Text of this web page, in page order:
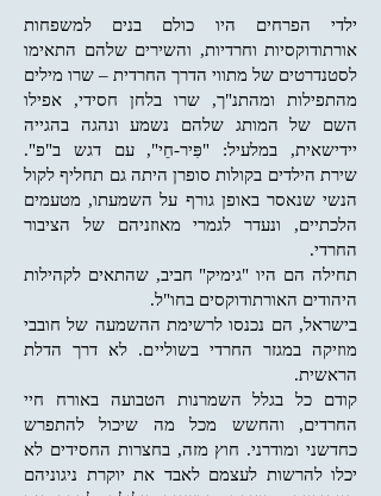
ילדי הפרחים היו כולם בנים למשפחות
אורתודוקסיות וחרדיות, והשירים שלהם התאימו
לסטנדרטים של מתווי הדרך החרדית – שרו מילים
מהתפילות ומהתנ"ך, שרו בלחן חסידי, אפילו
השם של המותג שלהם נשמע ונהגה בהגייה
יידישאית, במלעיל: "פִּיר-חֵי", עם דגש ב"פ".
שירת הילדים בקולות סופרן היתה גם תחליף לקול
הנשי שנאסר באופן גורף על השמעתו, מטעמים
הלכתיים, ונעדר לגמרי מאוזניהם של הציבור
החרדי.
תחילה הם היו "גימיק" חביב, שהתאים לקהילות
היהודים האורתודוקסים בחו"ל.
בישראל, הם נכנסו לרשימת ההשמעה של חובבי
מוזיקה במגזר החרדי בשוליים. לא דרך הדלת
הראשית.
קודם כל בגלל השמרנות הטבועה באורח חיי
החרדים, והחשש מכל מה שיכול להתפרש
כחדשני ומודרני. חוץ מזה, בחצרות החסידים לא
יכלו להרשות לעצמם לאבד את יוקרת ניגוניהם